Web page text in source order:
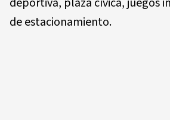
de estacionamiento.